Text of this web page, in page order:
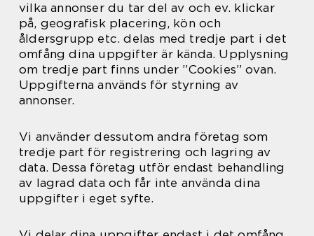
vilka annonser du tar del av och ev. klickar
på, geografisk placering, kön och
åldersgrupp etc. delas med tredje part i det
omfång dina uppgifter är kända. Upplysning
om tredje part finns under ”Cookies” ovan.
Uppgifterna används för styrning av
annonser.
Vi använder dessutom andra företag som
tredje part för registrering och lagring av
data. Dessa företag utför endast behandling
av lagrad data och får inte använda dina
uppgifter i eget syfte.